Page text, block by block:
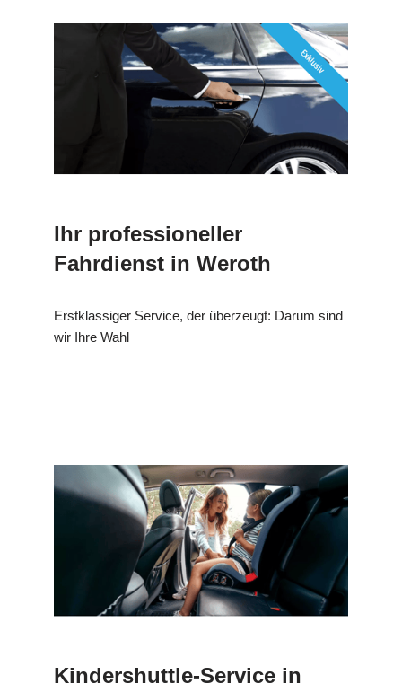
Ihr professioneller
Fahrdienst in Weroth
Erstklassiger Service, der überzeugt: Darum sind
wir Ihre Wahl
Kindershuttle-Service in